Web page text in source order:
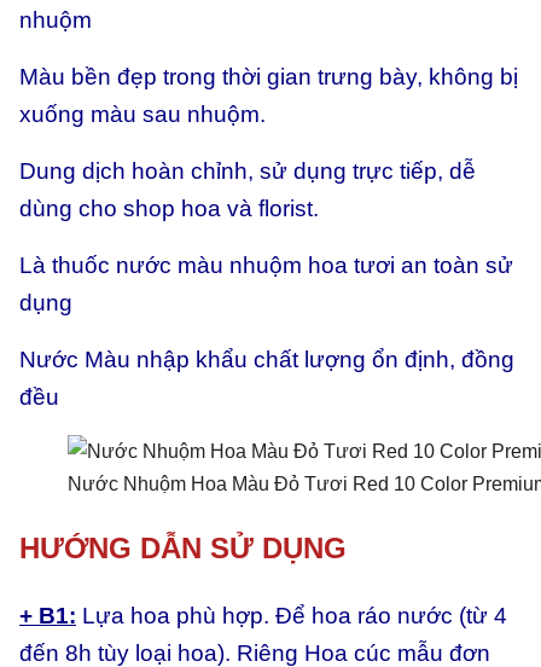
nhuộm
Màu bền đẹp trong thời gian trưng bày, không bị
xuống màu sau nhuộm.
Dung dịch hoàn chỉnh, sử dụng trực tiếp, dễ
dùng cho shop hoa và florist.
Là thuốc nước màu nhuộm hoa tươi an toàn sử
dụng
Nước Màu nhập khẩu chất lượng ổn định, đồng
đều
Nước Nhuộm Hoa Màu Đỏ Tươi Red 10 Color
HƯỚNG DẪN SỬ DỤNG
+ B1: Lựa hoa phù hợp. Để hoa ráo nước (từ 4
đến 8h tùy loại hoa). Riêng Hoa cúc mẫu đơn